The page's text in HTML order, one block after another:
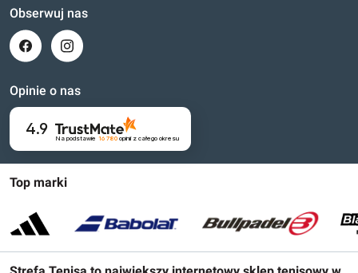
Top marki
Obserwuj nas
Opinie o nas
4.9
Na podstawie 16 780opinii z całego okresu